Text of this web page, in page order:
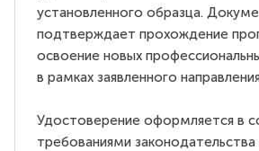
установленного образца.
подтверждает прохождение
освоение новых
в рамках заявленного
Удостоверение оформляется в
требованиями